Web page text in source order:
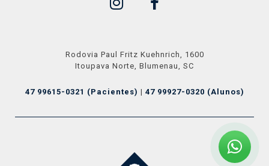
Rodovia Paul Fritz Kuehnrich, 1600
Itoupava Norte, Blumenau, SC
47 99615-0321 (Pacientes) | 47 99927-0320 (Alunos)